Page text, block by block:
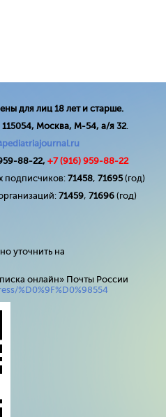
для лиц 18 лет и старше.
115054, Москва, М-54, а/я 32.
88-22, +7 (916) 959-88-22
подписчиков: 71458, 71695(год)
71459, 71696 (год)
уточнить на
онлайн» Почты России
%D0%9F%D0%98554